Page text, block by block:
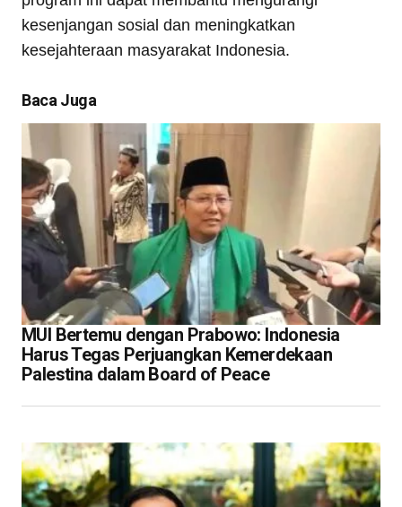
kesenjangan sosial dan meningkatkan
kesejahteraan masyarakat Indonesia.
Baca Juga
MUI Bertemu dengan Prabowo: Indonesia
Harus Tegas Perjuangkan Kemerdekaan
Palestina dalam Board of Peace